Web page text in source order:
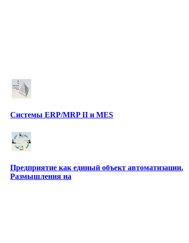
Системы ERP/MRP II и MES
Предприятие как единый объект автоматизации.
Размышления на